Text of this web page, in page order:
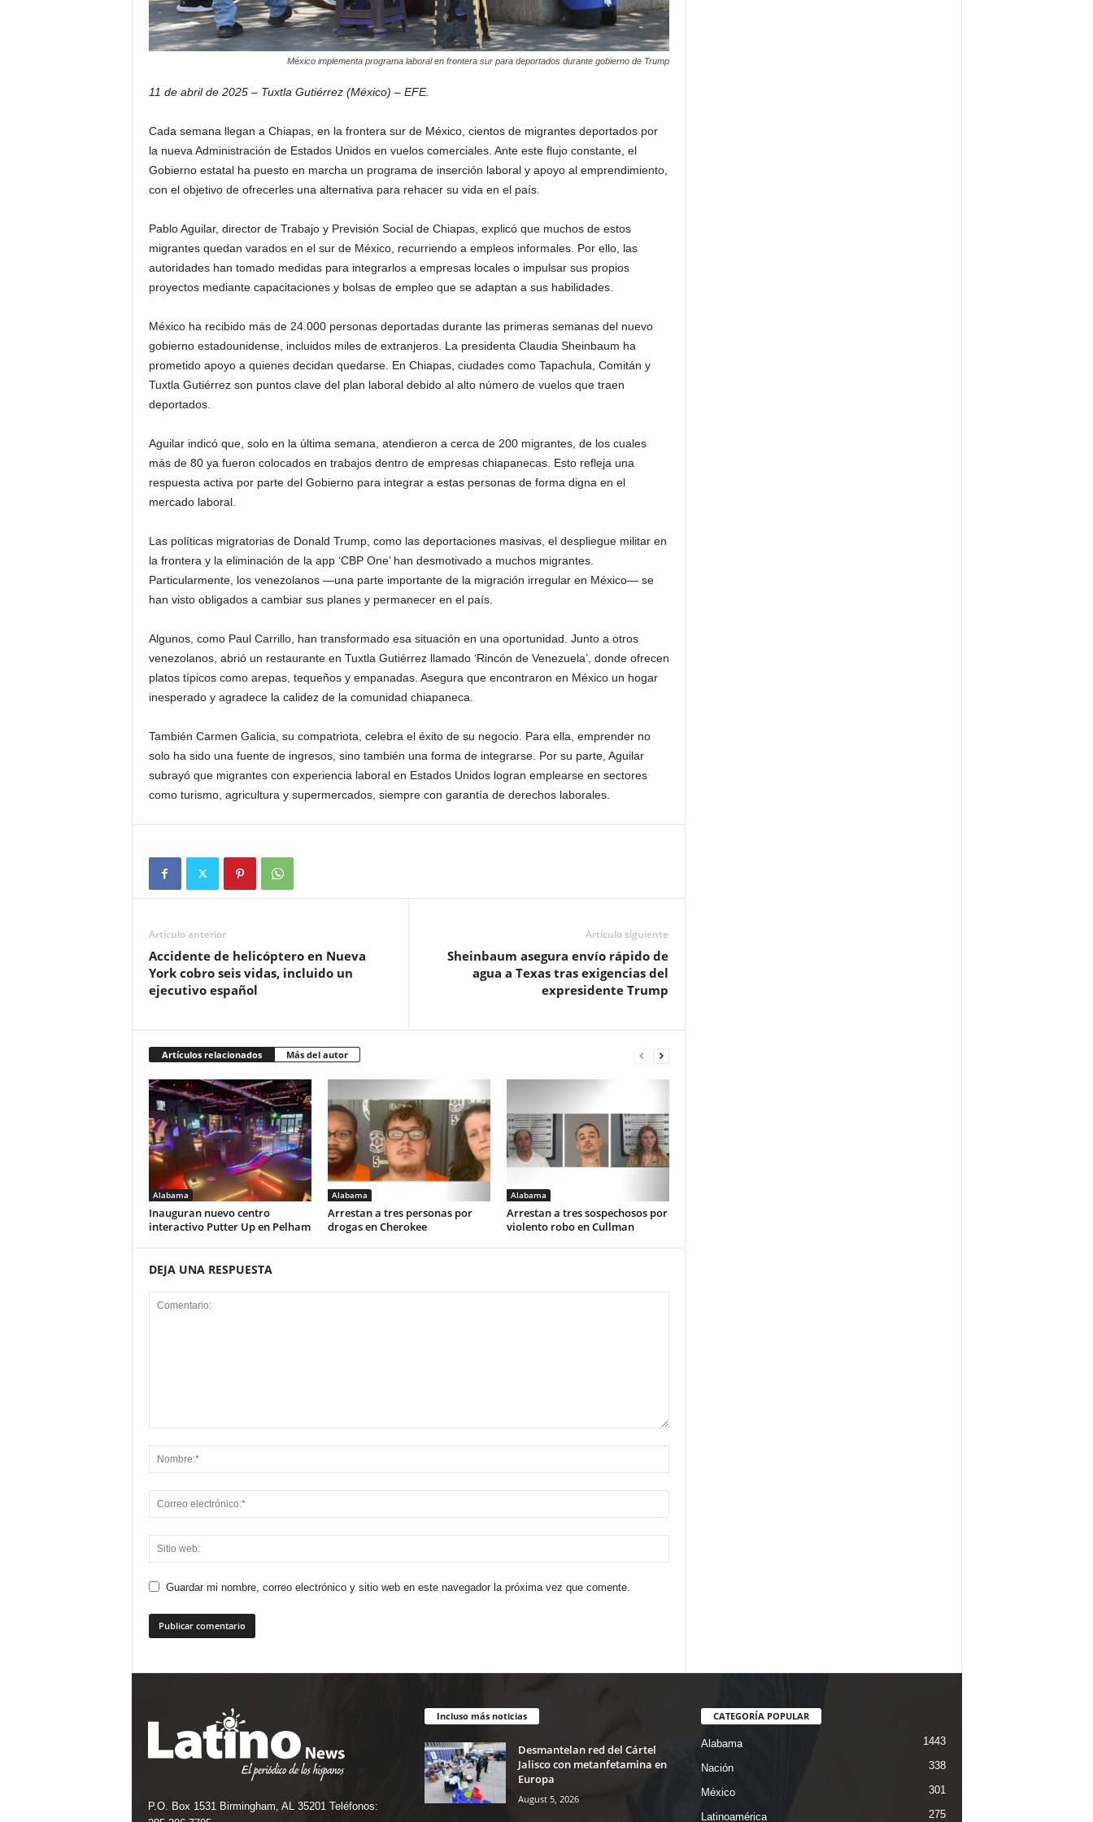
México implementa programa laboral en frontera sur para deportados durante gobierno de Trump
11 de abril de 2025 – Tuxtla Gutiérrez (México) – EFE.
Cada semana llegan a Chiapas, en la frontera sur de México, cientos de migrantes deportados por
la nueva Administración de Estados Unidos en vuelos comerciales. Ante este flujo constante, el
Gobierno estatal ha puesto en marcha un programa de inserción laboral y apoyo al emprendimiento,
con el objetivo de ofrecerles una alternativa para rehacer su vida en el país.
Pablo Aguilar, director de Trabajo y Previsión Social de Chiapas, explicó que muchos de estos
migrantes quedan varados en el sur de México, recurriendo a empleos informales. Por ello, las
autoridades han tomado medidas para integrarlos a empresas locales o impulsar sus propios
proyectos mediante capacitaciones y bolsas de empleo que se adaptan a sus habilidades.
México ha recibido más de 24.000 personas deportadas durante las primeras semanas del nuevo
gobierno estadounidense, incluidos miles de extranjeros. La presidenta Claudia Sheinbaum ha
prometido apoyo a quienes decidan quedarse. En Chiapas, ciudades como Tapachula, Comitán y
Tuxtla Gutiérrez son puntos clave del plan laboral debido al alto número de vuelos que traen
deportados.
Aguilar indicó que, solo en la última semana, atendieron a cerca de 200 migrantes, de los cuales
más de 80 ya fueron colocados en trabajos dentro de empresas chiapanecas. Esto refleja una
respuesta activa por parte del Gobierno para integrar a estas personas de forma digna en el
mercado laboral.
Las políticas migratorias de Donald Trump, como las deportaciones masivas, el despliegue militar en
la frontera y la eliminación de la app ‘CBP One’ han desmotivado a muchos migrantes.
Particularmente, los venezolanos —una parte importante de la migración irregular en México— se
han visto obligados a cambiar sus planes y permanecer en el país.
Algunos, como Paul Carrillo, han transformado esa situación en una oportunidad. Junto a otros
venezolanos, abrió un restaurante en Tuxtla Gutiérrez llamado ‘Rincón de Venezuela’, donde ofrecen
platos típicos como arepas, tequeños y empanadas. Asegura que encontraron en México un hogar
inesperado y agradece la calidez de la comunidad chiapaneca.
También Carmen Galicia, su compatriota, celebra el éxito de su negocio. Para ella, emprender no
solo ha sido una fuente de ingresos, sino también una forma de integrarse. Por su parte, Aguilar
subrayó que migrantes con experiencia laboral en Estados Unidos logran emplearse en sectores
como turismo, agricultura y supermercados, siempre con garantía de derechos laborales.
Artículo anterior
Accidente de helicóptero en Nueva
York cobro seis vidas, incluido un
ejecutivo español
Artículo siguiente
Sheinbaum asegura envío rápido de
agua a Texas tras exigencias del
expresidente Trump
Artículos relacionados Más del autor
Alabama
Inauguran nuevo centro
interactivo Putter Up en Pelham
Alabama
Arrestan a tres personas por
drogas en Cherokee
Alabama
Arrestan a tres sospechosos por
violento robo en Cullman
DEJA UNA RESPUESTA
Guardar mi nombre, correo electrónico y sitio web en este navegador la próxima vez que comente.
P.O. Box 1531 Birmingham, AL 35201 Teléfonos:
Incluso más noticias
Desmantelan red del Cártel
Jalisco con metanfetamina en
Europa
August 5, 2026
CATEGORÍA POPULAR
Alabama 1443
Nación 338
México 301
Latinoamérica 275